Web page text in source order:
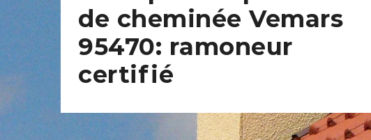
de cheminée Vemars
95470: ramoneur
certifié